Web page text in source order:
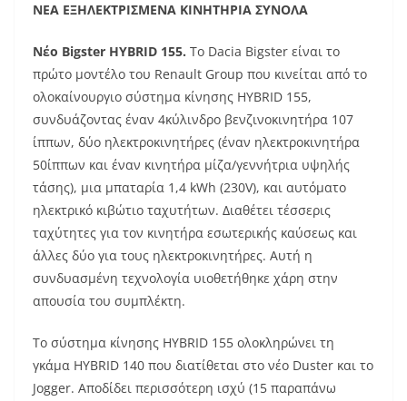
ΝΕΑ ΕΞΗΛΕΚΤΡΙΣΜΕΝΑ ΚΙΝΗΤΗΡΙΑ ΣΥΝΟΛΑ
Νέο Bigster HYBRID 155. Το Dacia Bigster είναι το
πρώτο μοντέλο του Renault Group που κινείται από το
ολοκαίνουργιο σύστημα κίνησης HYBRID 155,
συνδυάζοντας έναν 4κύλινδρο βενζινοκινητήρα 107
ίππων, δύο ηλεκτροκινητήρες (έναν ηλεκτροκινητήρα
50ίππων και έναν κινητήρα μίζα/γεννήτρια υψηλής
τάσης), μια μπαταρία 1,4 kWh (230V), και αυτόματο
ηλεκτρικό κιβώτιο ταχυτήτων. Διαθέτει τέσσερις
ταχύτητες για τον κινητήρα εσωτερικής καύσεως και
άλλες δύο για τους ηλεκτροκινητήρες. Αυτή η
συνδυασμένη τεχνολογία υιοθετήθηκε χάρη στην
απουσία του συμπλέκτη.
Το σύστημα κίνησης HYBRID 155 ολοκληρώνει τη
γκάμα HYBRID 140 που διατίθεται στο νέο Duster και το
Jogger. Αποδίδει περισσότερη ισχύ (15 παραπάνω